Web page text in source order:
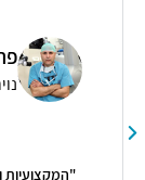
"המקצועיות